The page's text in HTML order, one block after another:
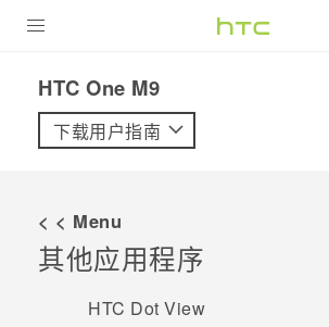
VIVE
支持帮助
在线客服
HTC One M9‎
下载用户指南
< < Menu
其他应用程序
HTC Dot View